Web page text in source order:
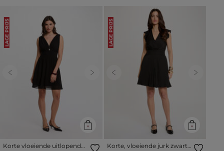
LAGE PRIJS
Previous Next
Korte vloeiende uitlopende
LAGE PRIJS
Previous Next
Korte, vloeiende jurk zwart